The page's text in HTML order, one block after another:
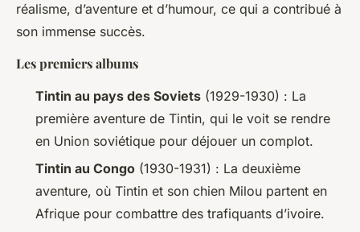
réalisme, d’aventure et d’humour, ce qui a contribué à
son immense succès.
Les premiers albums
Tintin au pays des Soviets (1929-1930) : La
première aventure de Tintin, qui le voit se rendre
en Union soviétique pour déjouer un complot.
Tintin au Congo (1930-1931) : La deuxième
aventure, où Tintin et son chien Milou partent en
Afrique pour combattre des trafiquants d’ivoire.